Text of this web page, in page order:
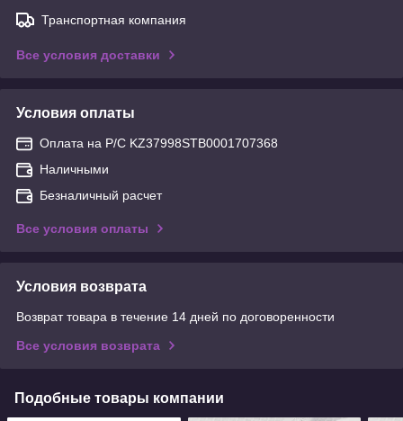
Транспортная компания
Все условия доставки
Условия оплаты
Оплата на Р/С KZ37998STB0001707368
Наличными
Безналичный расчет
Все условия оплаты
Условия возврата
Возврат товара в течение 14 дней по договоренности
Все условия возврата
Подобные товары компании